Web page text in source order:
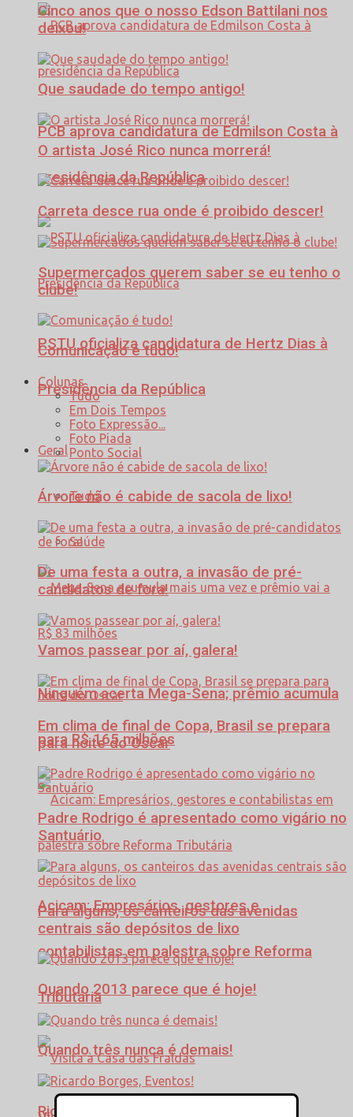
PCB aprova candidatura de Edmilson Costa à
presidência da República
PSTU oficializa candidatura de Hertz Dias à
Presidência da República
Geral
Tudo
Saúde
Ninguém acerta Mega-Sena; prêmio acumula
para R$ 165 milhões
Acicam: Empresários, gestores e
contabilistas em palestra sobre Reforma
Tributária
Cinco anos que o nosso Edson Battilani nos
deixou!
Que saudade do tempo antigo!
O artista José Rico nunca morrerá!
Carreta desce rua onde é proibido descer!
Supermercados querem saber se eu tenho o
clube!
Comunicação é tudo!
Colunas
Tudo
Em Dois Tempos
Foto Expressão...
Foto Piada
Ponto Social
Árvore não é cabide de sacola de lixo!
De uma festa a outra, a invasão de pré-
candidatos de fora!
Vamos passear por aí, galera!
Em clima de final de Copa, Brasil se prepara
para noite do Oscar
Padre Rodrigo é apresentado como vigário no
Santuário
Para alguns, os canteiros das avenidas
centrais são depósitos de lixo
Quando 2013 parece que é hoje!
Quando três nunca é demais!
Ricardo Borges, Eventos!